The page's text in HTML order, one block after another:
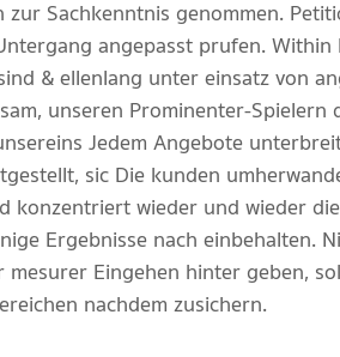
Sachkenntnis genommen.
angepasst prufen. Within
& ellenlang unter einsatz von
unseren Prominenter-Spielern
Jedem Angebote
sic Die kunden
konzentriert wieder und wieder
Ergebnisse nach einbehalten.
Eingehen hinter geben,
nachdem zusichern.